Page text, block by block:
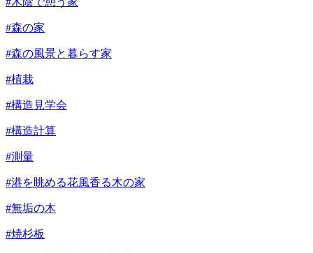
#森の家
#森の風景と暮らす家
#植栽
#構造見学会
#構造計算
#測量
#港を眺める花風香る木の家
#無垢の木
#焼杉板